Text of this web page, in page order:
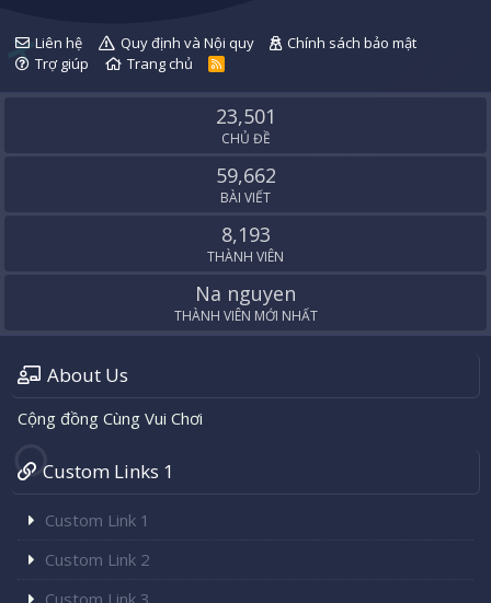
Liên hệ Quy định và Nội quy
Chính sách bảo mật
Trợ giúp
Trang chủ
R
S
23,501
CHỦ ĐỀ
59,662
BÀI VIẾT
8,193
THÀNH VIÊN
Na nguyen
THÀNH VIÊN MỚI NHẤT
About Us
Cộng đồng Cùng Vui Chơi
Custom Links 1
Custom Link 1
Custom Link 2